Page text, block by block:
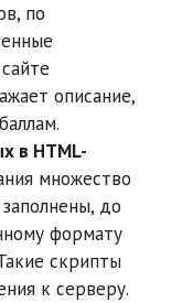
по
описание,
в HTML-
множество
до
формату
скрипты
к серверу.